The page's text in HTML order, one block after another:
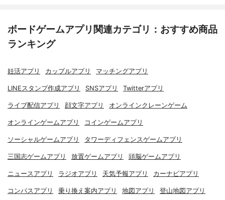
ボードゲームアプリ関連カテゴリ：おすすめ商品
ランキング
妊活アプリ カップルアプリ マッチングアプリ
LINEスタンプ作成アプリ SNSアプリ Twitterアプリ
ライブ配信アプリ 顔文字アプリ オンラインクレーンゲーム
オンラインゲームアプリ コインゲームアプリ
ソーシャルゲームアプリ タワーディフェンスゲームアプリ
三国志ゲームアプリ 放置ゲームアプリ 頭脳ゲームアプリ
ニュースアプリ ラジオアプリ 天気予報アプリ カーナビアプリ
コンパスアプリ 乗り換え案内アプリ 地図アプリ 登山地図アプリ